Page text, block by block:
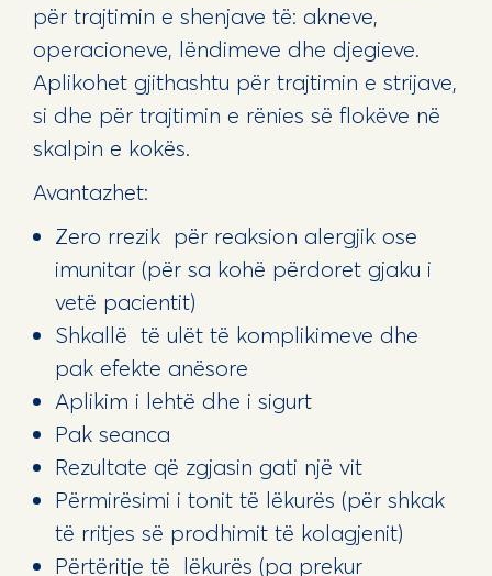
për trajtimin e shenjave të: akneve,
operacioneve, lëndimeve dhe djegieve.
Aplikohet gjithashtu për trajtimin e strijave,
si dhe për trajtimin e rënies së flokëve në
skalpin e kokës.
Avantazhet:
Zero rrezik për reaksion alergjik ose
imunitar (për sa kohë përdoret gjaku i
vetë pacientit)
Shkallë të ulët të komplikimeve dhe
pak efekte anësore
Aplikim i lehtë dhe i sigurt
Pak seanca
Rezultate që zgjasin gati një vit
Përmirësimi i tonit të lëkurës (për shkak
të rritjes së prodhimit të kolagjenit)
Përtëritje të lëkurës (pa prekur